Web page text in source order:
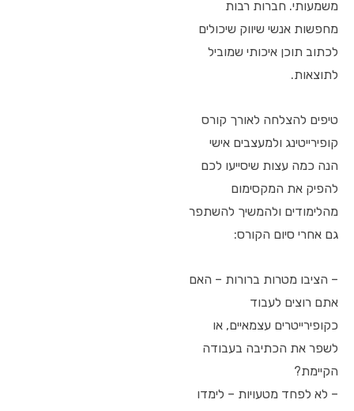
משמעותי. חברות רבות
מחפשות אנשי שיווק שיכולים
לכתוב תוכן איכותי שמוביל
לתוצאות.
טיפים להצלחה לאורך קורס
קופירייטינג ולמעצבים אישי
הנה כמה עצות שיסייעו לכם
להפיק את המקסימום
מהלימודים ולהמשיך להשתפר
גם אחרי סיום הקורס:
– הציבו מטרות ברורות – האם
אתם רוצים לעבוד
כקופירייטרים עצמאיים, או
לשפר את הכתיבה בעבודה
הקיימת?
– לא לפחד מטעויות – לימדו